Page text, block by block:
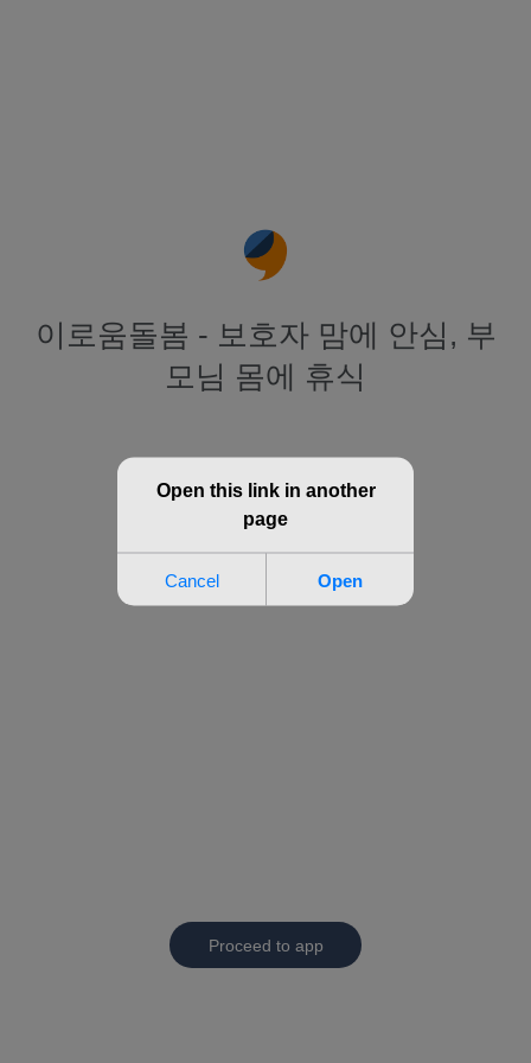
이로움돌봄 - 보호자 맘에 안심, 부
모님 몸에 휴식
Proceed to app